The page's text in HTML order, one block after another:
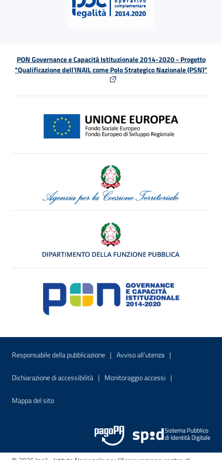
PON Governance e Capacità Istituzionale 2014-2020 - Progetto
"Qualificazione dell'INAIL come Polo Strategico Nazionale (PSN)"
Menu di servizio
Responsabile della pubblicazione Sito interno - Apre in una nuova
Avviso all’utenza Sito interno -
Dichiarazione di accessibilità Sito interno - Apre in una nuova finestra
Monitoraggio accessi Sito interno -
Mappa del sitoSito interno - Apre nella stessa finestra